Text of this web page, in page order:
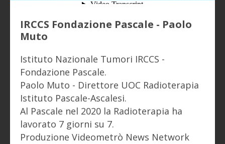
IRCCS Fondazione Pascale - Paolo
Muto
Istituto Nazionale Tumori IRCCS -
Fondazione Pascale.
Paolo Muto - Direttore UOC Radioterapia
Istituto Pascale-Ascalesi.
Al Pascale nel 2020 la Radioterapia ha
lavorato 7 giorni su 7.
Produzione Videometrò News Network